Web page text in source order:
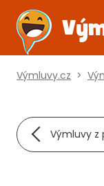
Výmluvy.cz >
Výmluvy z